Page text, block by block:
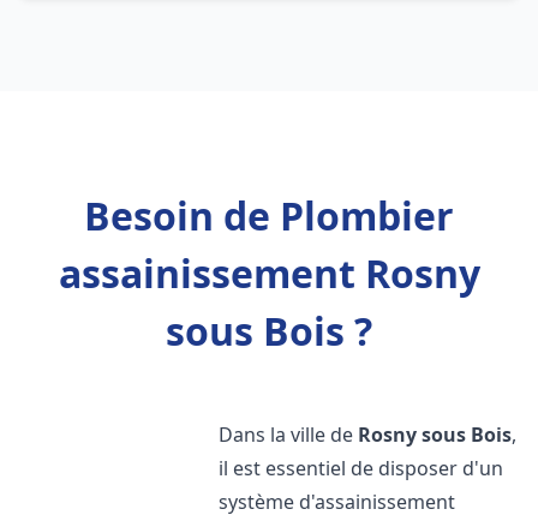
Besoin de Plombier
assainissement Rosny
sous Bois ?
Dans la ville de Rosny sous Bois,
il est essentiel de disposer d'un
système d'assainissement